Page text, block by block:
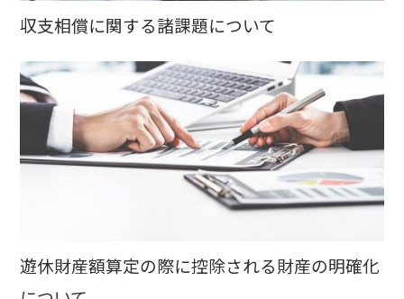
収支相償に関する諸課題について
遊休財産額算定の際に控除される財産の明確化